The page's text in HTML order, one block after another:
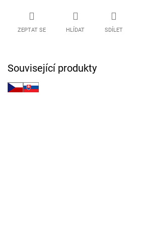
ZEPTAT SE HLÍDAT SDÍLET
Související produkty